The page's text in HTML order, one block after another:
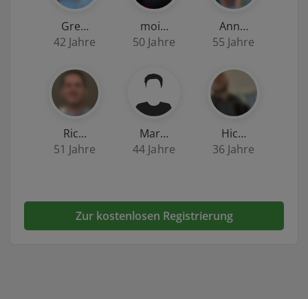
Gre…
42 Jahre
moi…
50 Jahre
Ann…
55 Jahre
Ric…
51 Jahre
Mar…
44 Jahre
Hic…
36 Jahre
Zur kostenlosen Registrierung